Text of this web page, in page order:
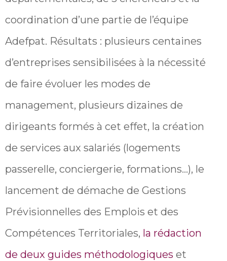
coordination d’une partie de l’équipe
Adefpat. Résultats : plusieurs centaines
d’entreprises sensibilisées à la nécessité
de faire évoluer les modes de
management, plusieurs dizaines de
dirigeants formés à cet effet, la création
de services aux salariés (logements
passerelle, conciergerie, formations…), le
lancement de démache de Gestions
Prévisionnelles des Emplois et des
Compétences Territoriales, la rédaction
de deux guides méthodologiques et